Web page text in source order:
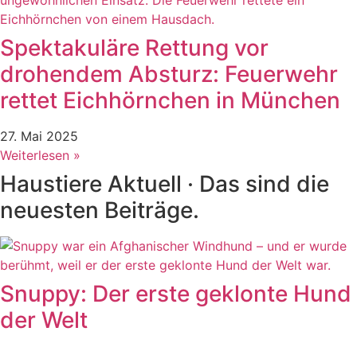
Spektakuläre Rettung vor
drohendem Absturz: Feuerwehr
rettet Eichhörnchen in München
27. Mai 2025
Weiterlesen »
Haustiere Aktuell · Das sind die
neuesten Beiträge.
Snuppy: Der erste geklonte Hund
der Welt